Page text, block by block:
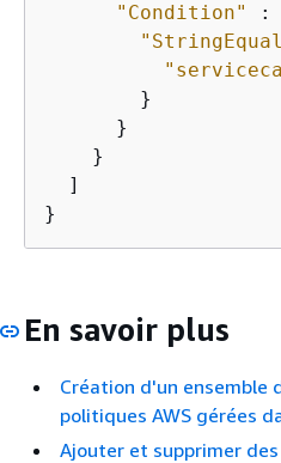
"Condition"
:
        }
      }
    }
  ]
}
En savoir plus
Création d'un ensemble
politiques AWS gérées
Ajouter et supprimer